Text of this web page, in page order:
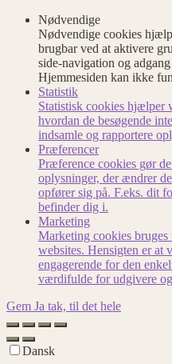
Nødvendige
Nødvendige cookies
brugbar ved at aktivere
side-navigation og
Hjemmesiden kan ikke
Statistik
Statistisk cookies hjælper
hvordan de besøgende
indsamle og rapportere
Præferencer
Præference cookies gør
oplysninger, der ændrer
opfører sig på. F.eks. dit
befinder dig i.
Marketing
Marketing cookies
websites. Hensigten er at
engagerende for den
værdifulde for udgivere
Gem Ja tak, til det hele
Dansk